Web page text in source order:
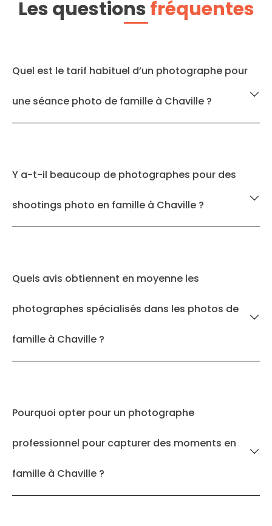
Les questionsfréquentes
Quel est le tarif habituel d’un photographe pour
une séance photo de famille à Chaville ?
Y a-t-il beaucoup de photographes pour des
shootings photo en famille à Chaville ?
Quels avis obtiennent en moyenne les
photographes spécialisés dans les photos de
famille à Chaville ?
Pourquoi opter pour un photographe
professionnel pour capturer des moments en
famille à Chaville ?